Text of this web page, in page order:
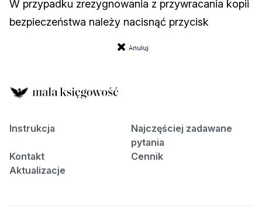
W przypadku zrezygnowania z przywracania kopii
bezpieczeństwa należy nacisnąć przycisk
Instrukcja
Najczęściej zadawane
pytania
Kontakt
Cennik
Aktualizacje